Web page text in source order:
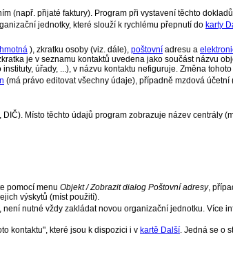
(např. přijaté faktury). Program při vystavení těchto
jednotky, které slouží k rychlému přepnutí do karty
), zkratku osoby (viz. dále), poštovní adresu a
je v seznamu kontaktů uvedena jako součást názvu
úřady, ...), v názvu kontaktu nefiguruje. Změna
(má právo editovat všechny údaje), případně mzdová
Místo těchto údajů program zobrazuje název centrály
pomocí menu Objekt / Zobrazit dialog Poštovní adresy,
výskytů (míst použití).
nutné vždy zakládat novou organizační jednotku. Více
kontaktu", které jsou k dispozici i v kartě Další. Jedná se o